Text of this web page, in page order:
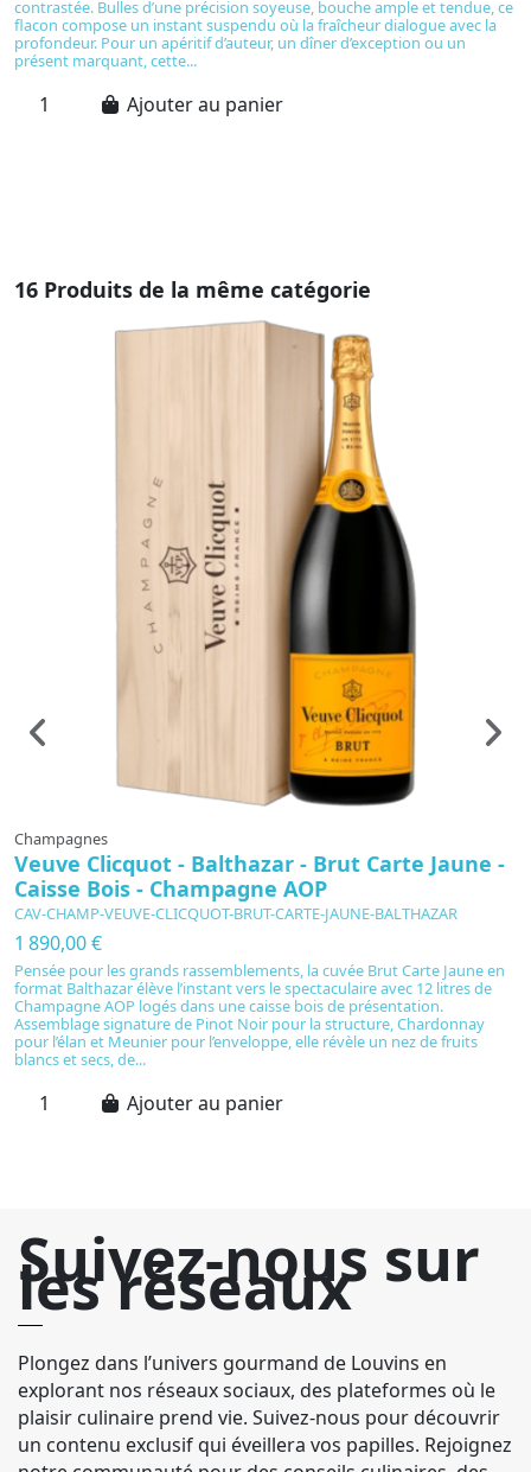
contrastée. Bulles d’une précision soyeuse, bouche ample et tendue, ce
flacon compose un instant suspendu où la fraîcheur dialogue avec la
profondeur. Pour un apéritif d’auteur, un dîner d’exception ou un
présent marquant, cette...
Ajouter au panier
16 Produits de la même catégorie
Champagnes
Veuve Clicquot - Balthazar - Brut Carte Jaune -
Caisse Bois - Champagne AOP
CAV-CHAMP-VEUVE-CLICQUOT-BRUT-CARTE-JAUNE-BALTHAZAR
1 890,00 €
Pensée pour les grands rassemblements, la cuvée Brut Carte Jaune en
format Balthazar élève l’instant vers le spectaculaire avec 12 litres de
Champagne AOP logés dans une caisse bois de présentation.
Assemblage signature de Pinot Noir pour la structure, Chardonnay
pour l’élan et Meunier pour l’enveloppe, elle révèle un nez de fruits
blancs et secs, de...
Ajouter au panier
Suivez-nous sur
les réseaux
Plongez dans l’univers gourmand de Louvins en
explorant nos réseaux sociaux, des plateformes où le
plaisir culinaire prend vie. Suivez-nous pour découvrir
un contenu exclusif qui éveillera vos papilles. Rejoignez